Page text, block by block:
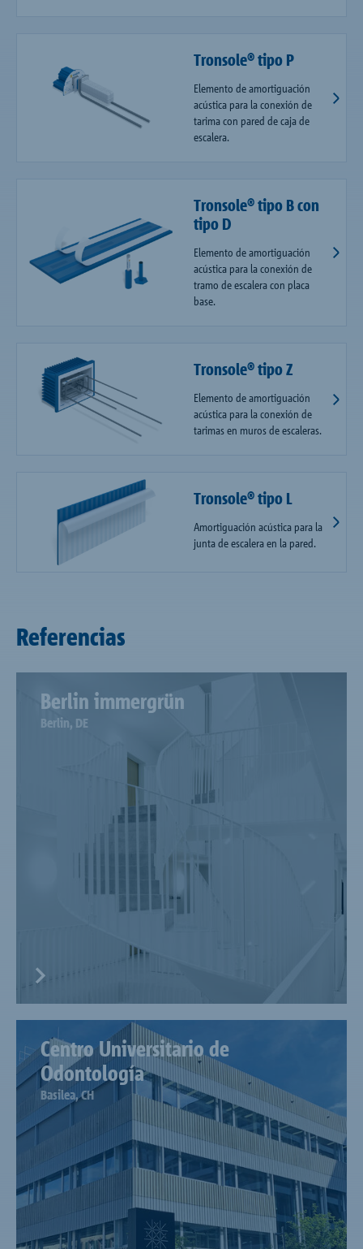
Tronsole® tipo P
Elemento de amortiguación
acústica para la conexión de
tarima con pared de caja de
escalera.
Tronsole® tipo B con
tipo D
Elemento de amortiguación
acústica para la conexión de
tramo de escalera con placa
base.
Tronsole® tipo Z
Elemento de amortiguación
acústica para la conexión de
tarimas en muros de escaleras.
Tronsole® tipo L
Amortiguación acústica para la
junta de escalera en la pared.
Referencias
Berlin immergrün
Berlin, DE
Centro Universitario de
Odontología
Basilea, CH